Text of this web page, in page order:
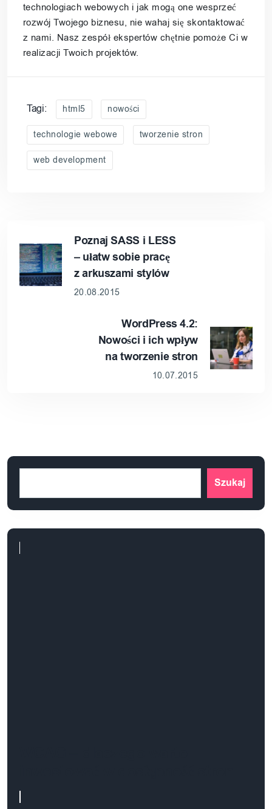
technologiach webowych i jak mogą one wesprzeć
rozwój Twojego biznesu, nie wahaj się skontaktować
z nami. Nasz zespół ekspertów chętnie pomoże Ci w
realizacji Twoich projektów.
Tagi: html5 nowości
technologie webowe tworzenie stron
web development
Poznaj SASS i LESS
– ułatw sobie pracę
z arkuszami stylów
20.08.2015
WordPress 4.2:
Nowości i ich wpływ
na tworzenie stron
10.07.2015
Szukaj